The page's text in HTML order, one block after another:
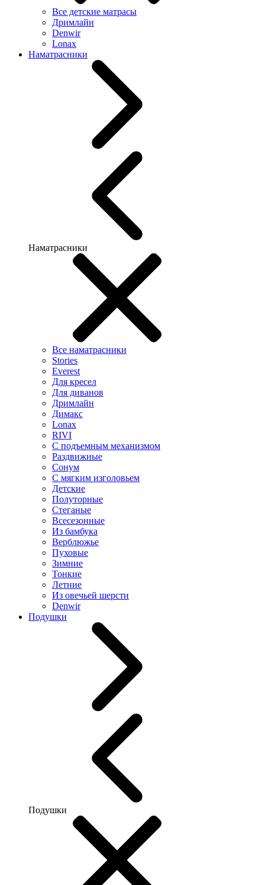
Все детские матрасы
Дримлайн
Denwir
Lonax
Наматрасники
Наматрасники
Все наматрасники
Stories
Everest
Для кресел
Для диванов
Дримлайн
Димакс
Lonax
RIVI
С подъемным механизмом
Раздвижные
Сонум
С мягким изголовьем
Детские
Полуторные
Стеганые
Всесезонные
Из бамбука
Верблюжье
Пуховые
Зимние
Тонкие
Летние
Из овечьей шерсти
Denwir
Подушки
Подушки